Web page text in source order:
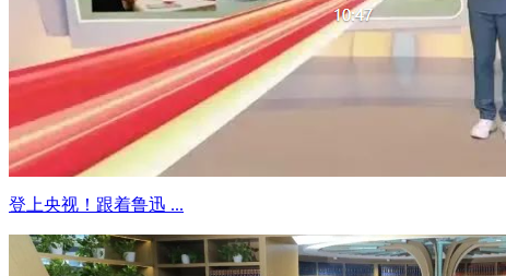
登上央视！跟着鲁迅 ...